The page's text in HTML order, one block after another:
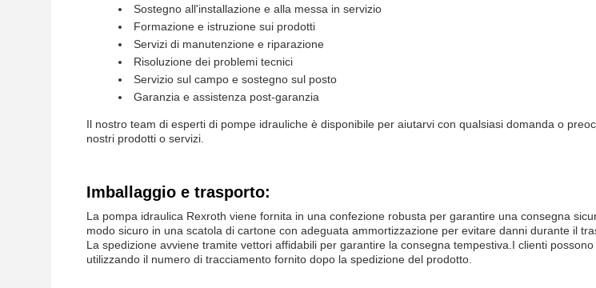
Sostegno all'installazione e alla messa in servizio
Formazione e istruzione sui prodotti
Servizi di manutenzione e riparazione
Risoluzione dei problemi tecnici
Servizio sul campo e sostegno sul posto
Garanzia e assistenza post-garanzia
Il nostro team di esperti di pompe idrauliche è disponibile per aiutarvi con qualsiasi domanda o
nostri prodotti o servizi.
Imballaggio e trasporto:
La pompa idraulica Rexroth viene fornita in una confezione robusta per garantire una consegna
modo sicuro in una scatola di cartone con adeguata ammortizzazione per evitare danni durante il
La spedizione avviene tramite vettori affidabili per garantire la consegna tempestiva.I clienti
utilizzando il numero di tracciamento fornito dopo la spedizione del prodotto.